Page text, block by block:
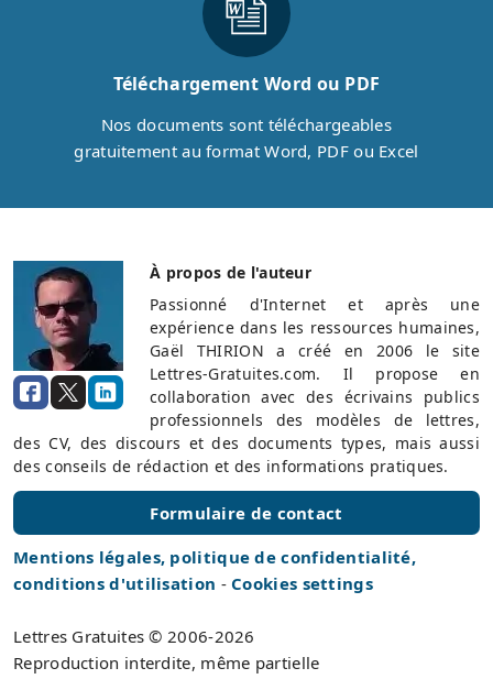
Téléchargement Word ou PDF
Nos documents sont téléchargeables
gratuitement au format Word, PDF ou Excel
À propos de l'auteur
Passionné d'Internet et après une
expérience dans les ressources humaines,
Gaël THIRION a créé en 2006 le site
Lettres-Gratuites.com. Il propose en
collaboration avec des écrivains publics
professionnels des modèles de lettres,
des CV, des discours et des documents types, mais aussi
des conseils de rédaction et des informations pratiques.
Formulaire de contact
Mentions légales, politique de confidentialité,
conditions d'utilisation - Cookies settings
Lettres Gratuites © 2006-2026
Reproduction interdite, même partielle